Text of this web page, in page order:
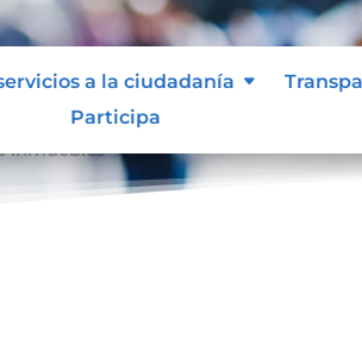
a la ciudadanía
Participa